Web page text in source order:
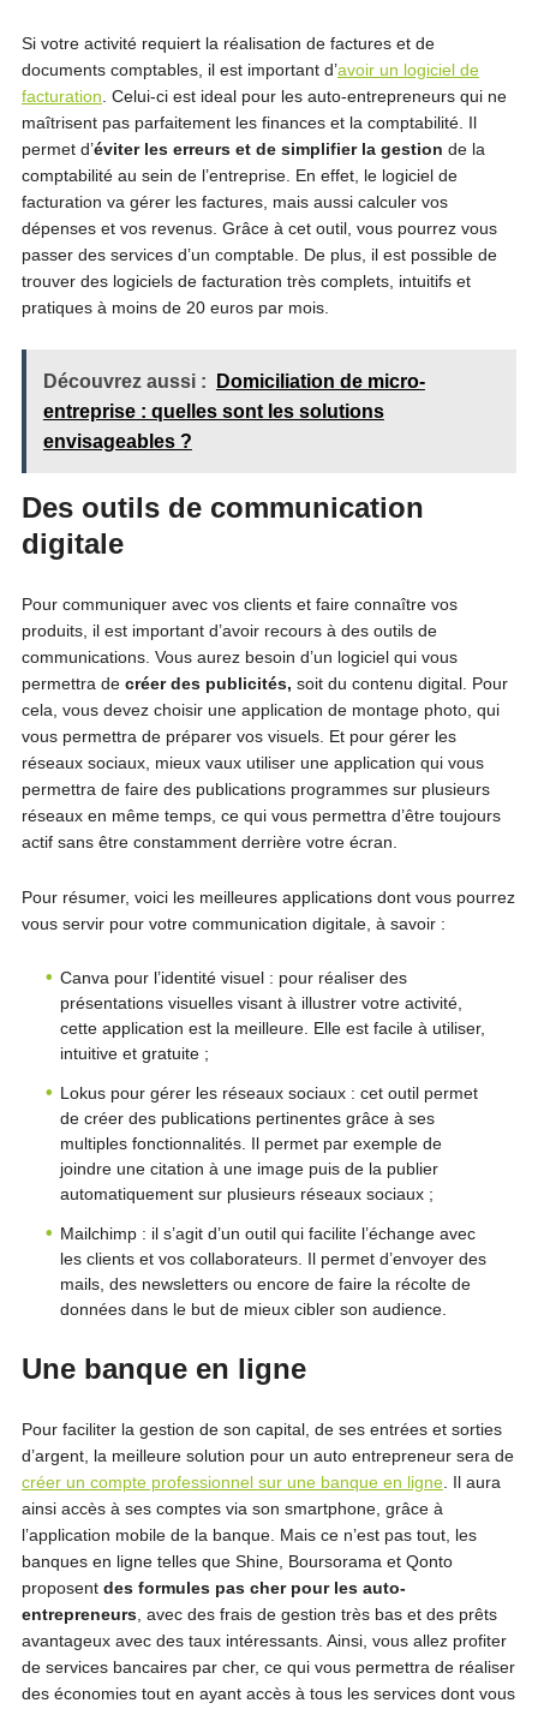
Si votre activité requiert la réalisation de factures et de
documents comptables, il est important d’avoir un logiciel de
facturation . Celui-ci est ideal pour les auto-entrepreneurs qui ne
maîtrisent pas parfaitement les finances et la comptabilité. Il
permet d’éviter les erreurs et de simplifier la gestion de la
comptabilité au sein de l’entreprise. En effet, le logiciel de
facturation va gérer les factures, mais aussi calculer vos
dépenses et vos revenus. Grâce à cet outil, vous pourrez vous
passer des services d’un comptable. De plus, il est possible de
trouver des logiciels de facturation très complets, intuitifs et
pratiques à moins de 20 euros par mois.
Découvrez aussi :
Domiciliation de micro-
entreprise : quelles sont les solutions
envisageables ?
Des outils de communication
digitale
Pour communiquer avec vos clients et faire connaître vos
produits, il est important d’avoir recours à des outils de
communications. Vous aurez besoin d’un logiciel qui vous
permettra de créer des publicités, soit du contenu digital. Pour
cela, vous devez choisir une application de montage photo, qui
vous permettra de préparer vos visuels. Et pour gérer les
réseaux sociaux, mieux vaux utiliser une application qui vous
permettra de faire des publications programmes sur plusieurs
réseaux en même temps, ce qui vous permettra d’être toujours
actif sans être constamment derrière votre écran.
Pour résumer, voici les meilleures applications dont vous pourrez
vous servir pour votre communication digitale, à savoir :
Canva pour l’identité visuel : pour réaliser des
présentations visuelles visant à illustrer votre activité,
cette application est la meilleure. Elle est facile à utiliser,
intuitive et gratuite ;
Lokus pour gérer les réseaux sociaux : cet outil permet
de créer des publications pertinentes grâce à ses
multiples fonctionnalités. Il permet par exemple de
joindre une citation à une image puis de la publier
automatiquement sur plusieurs réseaux sociaux ;
Mailchimp : il s’agit d’un outil qui facilite l’échange avec
les clients et vos collaborateurs. Il permet d’envoyer des
mails, des newsletters ou encore de faire la récolte de
données dans le but de mieux cibler son audience.
Une banque en ligne
Pour faciliter la gestion de son capital, de ses entrées et sorties
d’argent, la meilleure solution pour un auto entrepreneur sera de
créer un compte professionnel sur une banque en ligne. Il aura
ainsi accès à ses comptes via son smartphone, grâce à
l’application mobile de la banque. Mais ce n’est pas tout, les
banques en ligne telles que Shine, Boursorama et Qonto
proposent des formules pas cher pour les auto-
entrepreneurs, avec des frais de gestion très bas et des prêts
avantageux avec des taux intéressants. Ainsi, vous allez profiter
de services bancaires par cher, ce qui vous permettra de réaliser
des économies tout en ayant accès à tous les services dont vous